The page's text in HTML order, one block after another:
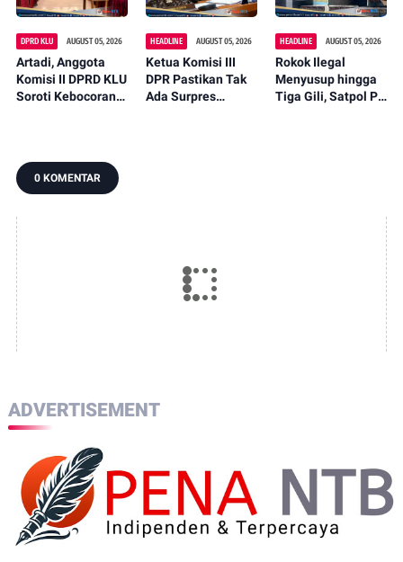
DPRD KLU AUGUST 05, 2026
Artadi, Anggota
Komisi II DPRD KLU
Soroti Kebocoran
Dusun
HEADLINE AUGUST 05, 2026
Ketua Komisi III
DPR Pastikan Tak
Ada Surpres
HEADLINE AUGUST 05, 2026
Rokok Ilegal
Menyusup hingga
Tiga Gili, Satpol PP
0 KOMENTAR
ADVERTISEMENT